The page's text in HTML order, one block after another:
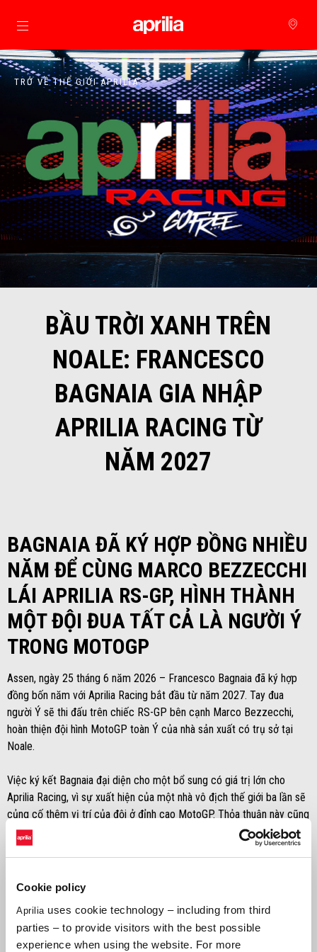
Cookie policy
Aprilia uses cookie technology – including from third
parties – to provide visitors with the best possible
experience when using the website. For more
Đi đến bảng tin chính
TRỞ VỀ THẾ GIỚI APRILIA
BẦU TRỜI XANH TRÊN
NOALE: FRANCESCO
BAGNAIA GIA NHẬP
APRILIA RACING TỪ
NĂM 2027
BAGNAIA ĐÃ KÝ HỢP ĐỒNG NHIỀU
NĂM ĐỂ CÙNG MARCO BEZZECCHI
LÁI APRILIA RS-GP, HÌNH THÀNH
MỘT ĐỘI ĐUA TẤT CẢ LÀ NGƯỜI Ý
TRONG MOTOGP
Assen, ngày 25 tháng 6 năm 2026 – Francesco Bagnaia đã ký hợp
đồng bốn năm với Aprilia Racing bắt đầu từ năm 2027. Tay đua
người Ý sẽ thi đấu trên chiếc RS-GP bên cạnh Marco Bezzecchi,
hoàn thiện đội hình MotoGP toàn Ý của nhà sản xuất có trụ sở tại
Noale.
Việc ký kết Bagnaia đại diện cho một bổ sung có giá trị lớn cho
Aprilia Racing, vì sự xuất hiện của một nhà vô địch thế giới ba lần sẽ
củng cố thêm vị trí của đội ở đỉnh cao MotoGP. Thỏa thuận này cũng
xác nhận sự vững chắc của dự án Aprilia Racing trước những thay
đổi quy định kỹ thuật năm 2027, sẽ chứng kiến sự ra mắt của các
mắt Moto3 vào năm 2013, tay đua người Ý đã thể hiện tài năng xuất
sắc và quyết tâm lớn — những phẩm chất đã giúp anh giành được ba